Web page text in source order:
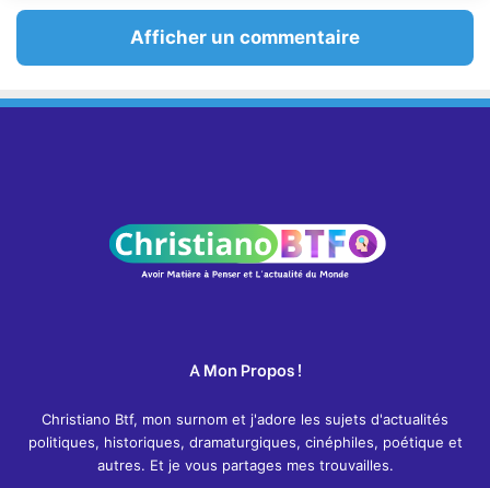
Afficher un commentaire
A Mon Propos !
Christiano Btf, mon surnom et j'adore les sujets d'actualités
politiques, historiques, dramaturgiques, cinéphiles, poétique et
autres. Et je vous partages mes trouvailles.